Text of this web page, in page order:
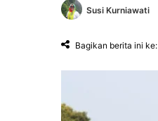
Susi Kurniawati
Bagikan berita ini ke: